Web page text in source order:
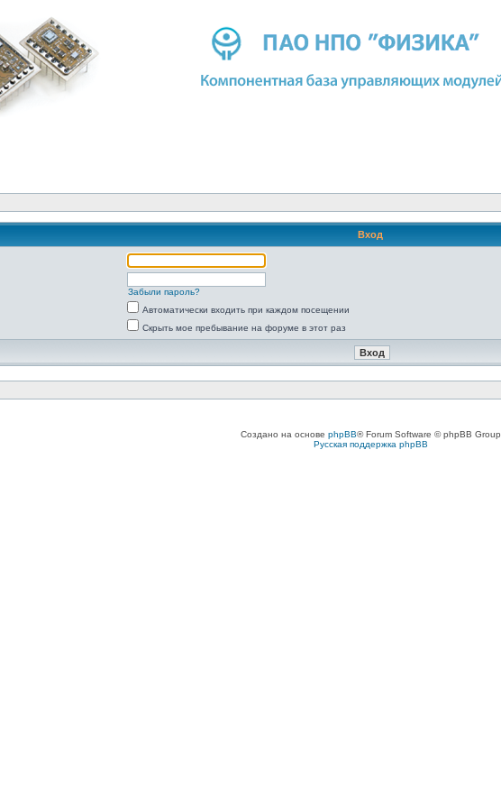
Вход
Забыли пароль?
Автоматически входить при каждом посещении
Скрыть мое пребывание на форуме в этот раз
Создано на основе phpBB® Forum Software © phpBB Group
Русская поддержка phpBB